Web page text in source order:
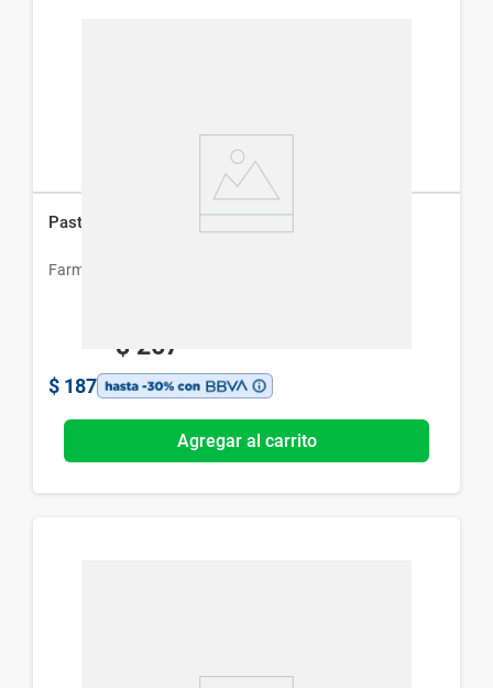
Pastillero Semanal Farmacity
Farmacity
$ 267
$ 187
Agregar al carrito